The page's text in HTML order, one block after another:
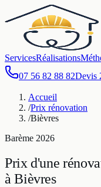
ServicesRéalisations
07 56 82 88 82Devis
Accueil
/Prix rénovation
/Bièvres
Barème 2026
Prix d'une
àBièvres